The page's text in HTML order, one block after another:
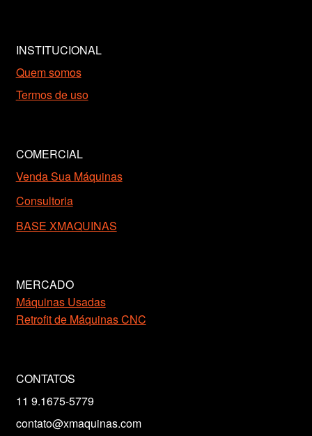
INSTITUCIONAL
Quem somos
Termos de uso
COMERCIAL
Venda Sua Máquinas
Consultoria
BASE XMAQUINAS
MERCADO
Máquinas Usadas
Retrofit de Máquinas CNC
CONTATOS
11 9.1675-5779
contato@xmaquinas.com